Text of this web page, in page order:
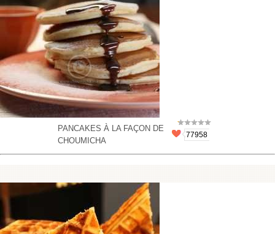
PANCAKES À LA FAÇON DE
CHOUMICHA
77958